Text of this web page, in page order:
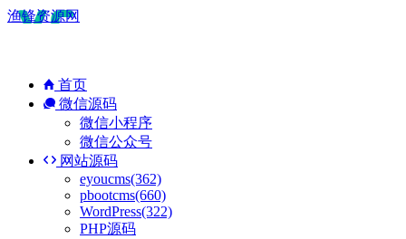
渔锋资源网
首页
微信源码
微信小程序
微信公众号
网站源码
eyoucms(362)
pbootcms(660)
WordPress(322)
PHP源码